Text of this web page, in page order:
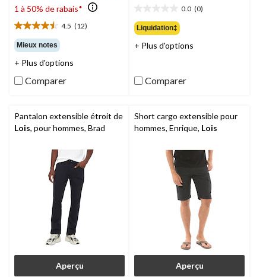
1 à 50% de rabais*
4.5 (12)
4.5
étoile(s)
sur
5.
12
évaluations
Mieux notes
+ Plus d'options
Comparer
64,99 $
0.0 (0)
étoile(s)
sur
5.
Liquidation‡
+ Plus d'options
Comparer
Pantalon extensible étroit de
Lois, pour hommes, Brad
Aperçu
Short cargo extensible pour
hommes, Enrique, Lois
Aperçu